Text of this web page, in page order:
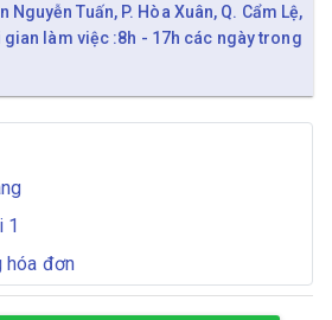
Nguyễn Tuấn, P. Hòa Xuân, Q. Cẩm Lệ,
gian làm việc :8h - 17h các ngày trong
1
hóa đơn